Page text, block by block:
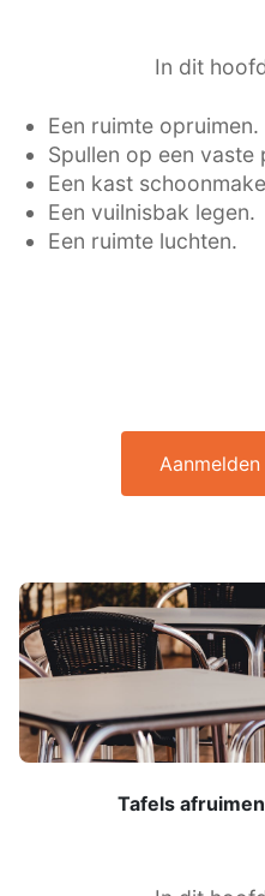
In dit
Een ruimte opruimen.
Spullen op een vaste
Een kast
Een vuilnisbak legen.
Een ruimte luchten.
Tafels